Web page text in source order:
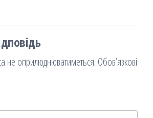
не оприлюднюватиметься. Обов’язкові